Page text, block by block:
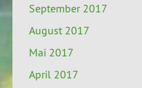
September 2017
August 2017
Mai 2017
April 2017